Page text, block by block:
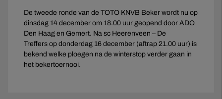
De tweede ronde van de TOTO KNVB Beker wordt nu op
dinsdag 14 december om 18.00 uur geopend door ADO
Den Haag en Gemert. Na sc Heerenveen – De
Treffers op donderdag 16 december (aftrap 21.00 uur) is
bekend welke ploegen na de winterstop verder gaan in
het bekertoernooi.